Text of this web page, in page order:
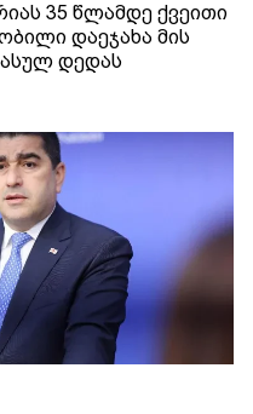
35 წლამდე ქვეითი
დაეჯახა მის
დედას